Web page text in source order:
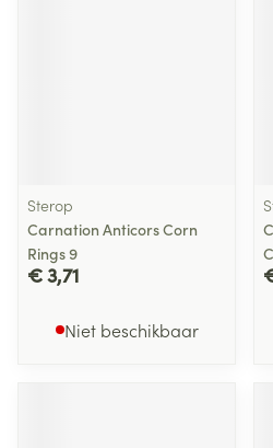
Sterop
Carnation Anticors Corn
Rings 9
€ 3,71
Niet beschikbaar